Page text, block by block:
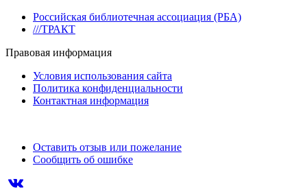
Российская библиотечная ассоциация (РБА)
///ТРАКТ
Правовая информация
Условия использования сайта
Политика конфиденциальности
Контактная информация
Оставить отзыв или пожелание
Сообщить об ошибке